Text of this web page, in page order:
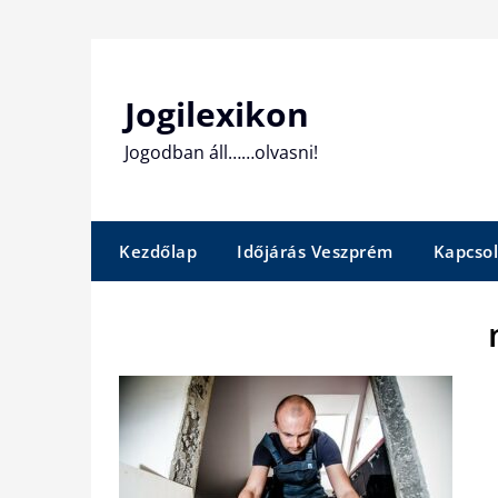
Jogilexikon
Jogodban áll……olvasni!
Kezdőlap Időjárás Veszprém